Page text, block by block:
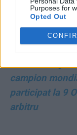
Purposes for
Opted Out
VIDEO.
„Eroul de la
campion
participat la 9
arbitru